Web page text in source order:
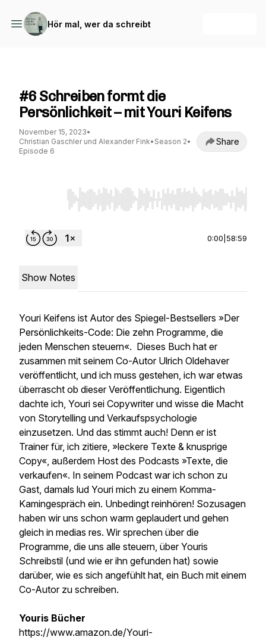
Hör mal, wer da schreibt
#6 Schreiben formt die
Persönlichkeit – mit Youri Keifens
November 15, 2023•
Christian Gaschler und Alexander Fink• Season 2•
Episode 6
Share
Use Left/Right to seek, Home/End to jump
0:00 58:59
Show Notes
Youri Keifens ist Autor des Spiegel-Bestsellers »Der
Persönlichkeits-Code: Die zehn Programme, die
jeden Menschen steuern«. Dieses Buch hat er
zusammen mit seinem Co-Autor Ulrich Oldehaver
veröffentlicht, und ich muss gestehen, ich war etwas
überrascht ob dieser Veröffentlichung. Eigentlich
dachte ich, Youri sei Copywriter und wisse die Macht
von Storytelling und Verkaufspsychologie
einzusetzen. Und das stimmt auch! Denn er ist
Trainer für, ich zitiere, »leckere Texte & knusprige
Copy«, außerdem Host des Podcasts »Texte, die
verkaufen«. In seinem Podcast war ich schon zu
Gast, damals lud Youri mich zu einem Komma-
Kamingespräch ein. Unbedingt reinhören! Sozusagen
haben wir uns schon warm geplaudert und gehen
gleich in medias res. Wir sprechen über die
Programme, die uns alle steuern, über Youris
Schreibstil (und wie er ihn gefunden hat) sowie
darüber, wie es sich angefühlt hat, ein Buch mit einem
Co-Autor zu schreiben.
Youris Bücher
https://www.amazon.de/Youri-